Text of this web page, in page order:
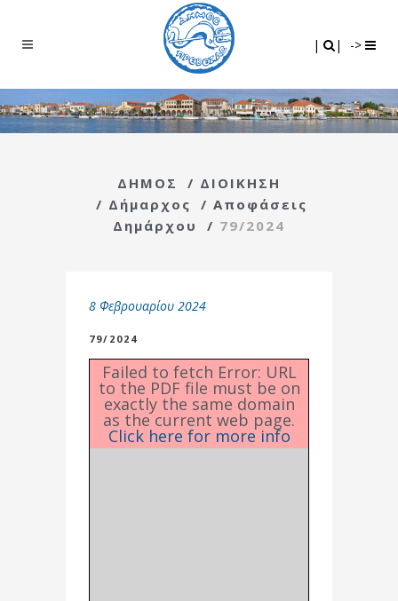
| | ->
ΔΗΜΟΣ / ΔΙΟΙΚΗΣΗ
/ Δήμαρχος / Αποφάσεις
Δημάρχου
/ 79/2024
8 Φεβρουαρίου 2024
79/2024
Failed to fetch Error: URL
to the PDF file must be on
exactly the same domain
as the current web page.
Click here for more info